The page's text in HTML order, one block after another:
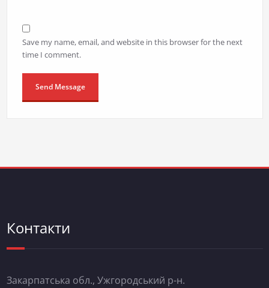
Save my name, email, and website in this browser for the next
time I comment.
Контакти
Закарпатська обл., Ужгородський р-н.